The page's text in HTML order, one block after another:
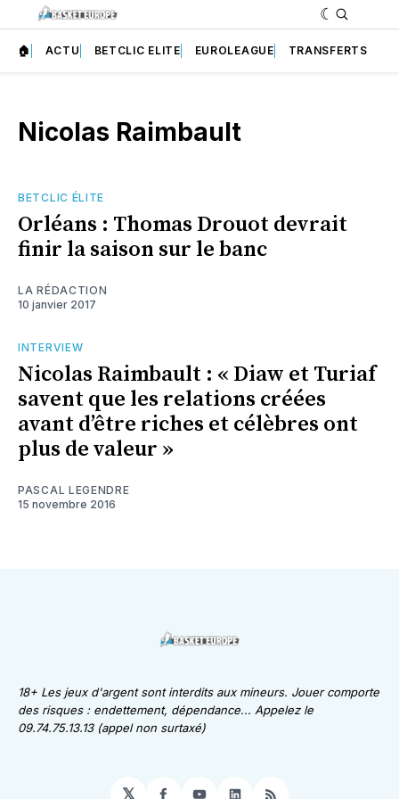
🏠 ACTU BETCLIC ELITE EUROLEAGUE TRANSFERTS
Nicolas Raimbault
BETCLIC ÉLITE
Orléans : Thomas Drouot devrait
finir la saison sur le banc
LA RÉDACTION
10 janvier 2017
INTERVIEW
Nicolas Raimbault : « Diaw et Turiaf
savent que les relations créées
avant d’être riches et célèbres ont
plus de valeur »
PASCAL LEGENDRE
15 novembre 2016
18+ Les jeux d'argent sont interdits aux mineurs. Jouer comporte
des risques : endettement, dépendance... Appelez le
09.74.75.13.13 (appel non surtaxé)
𝕏